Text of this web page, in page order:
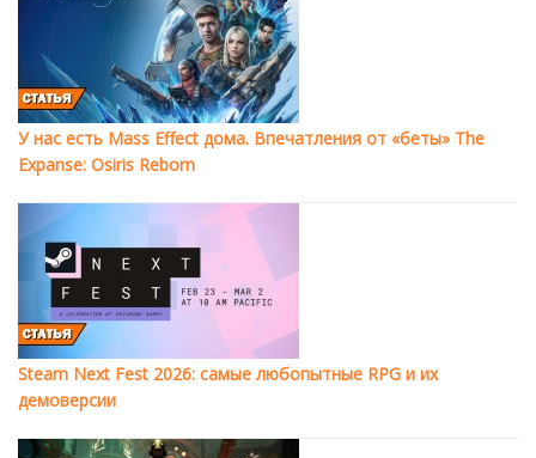
У нас есть Mass Effect дома. Впечатления от «беты» The
Expanse: Osiris Reborn
Steam Next Fest 2026: самые любопытные RPG и их
демоверсии